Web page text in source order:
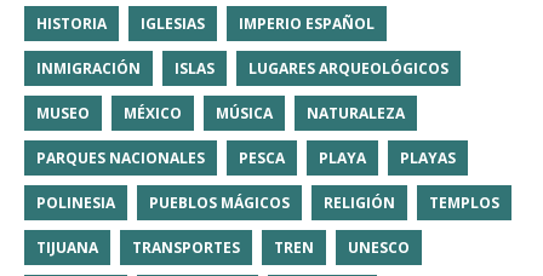
HISTORIA IGLESIAS IMPERIO ESPAÑOL
INMIGRACIÓN ISLAS LUGARES ARQUEOLÓGICOS
MUSEO MÉXICO MÚSICA NATURALEZA
PARQUES NACIONALES PESCA PLAYA PLAYAS
POLINESIA PUEBLOS MÁGICOS RELIGIÓN TEMPLOS
TIJUANA TRANSPORTES TREN UNESCO